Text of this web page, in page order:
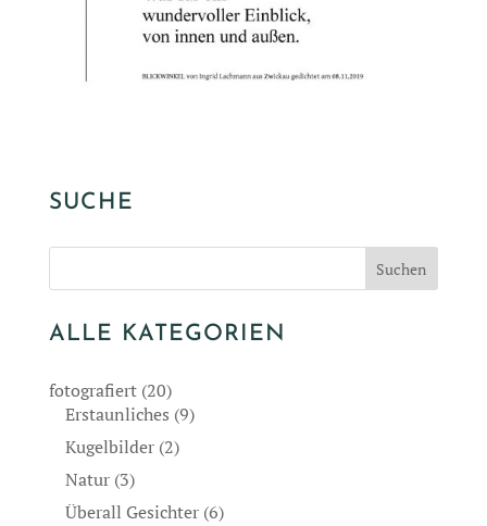
SUCHE
ALLE KATEGORIEN
fotografiert(20)
Erstaunliches (9)
Kugelbilder(2)
Natur(3)
Überall Gesichter(6)